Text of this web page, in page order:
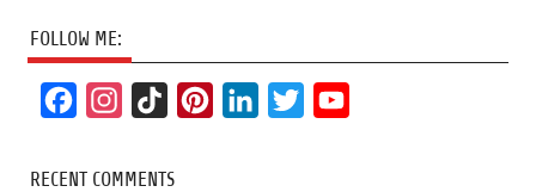
FOLLOW ME:
c
s
k
RECENT COMMENTS